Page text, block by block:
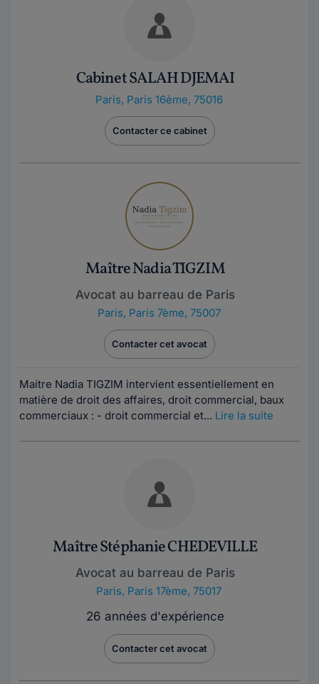
Cabinet SALAH DJEMAI
Paris, Paris 16ème, 75016
Contacter ce cabinet
Maître Nadia TIGZIM
Avocat au barreau de Paris
Paris, Paris 7ème, 75007
Contacter cet avocat
Maitre Nadia TIGZIM intervient essentiellement en
matière de droit des affaires, droit commercial, baux
commerciaux : - droit commercial et... Lire la suite
Maître Stéphanie CHEDEVILLE
Avocat au barreau de Paris
Paris, Paris 17ème, 75017
26 années d'expérience
Contacter cet avocat